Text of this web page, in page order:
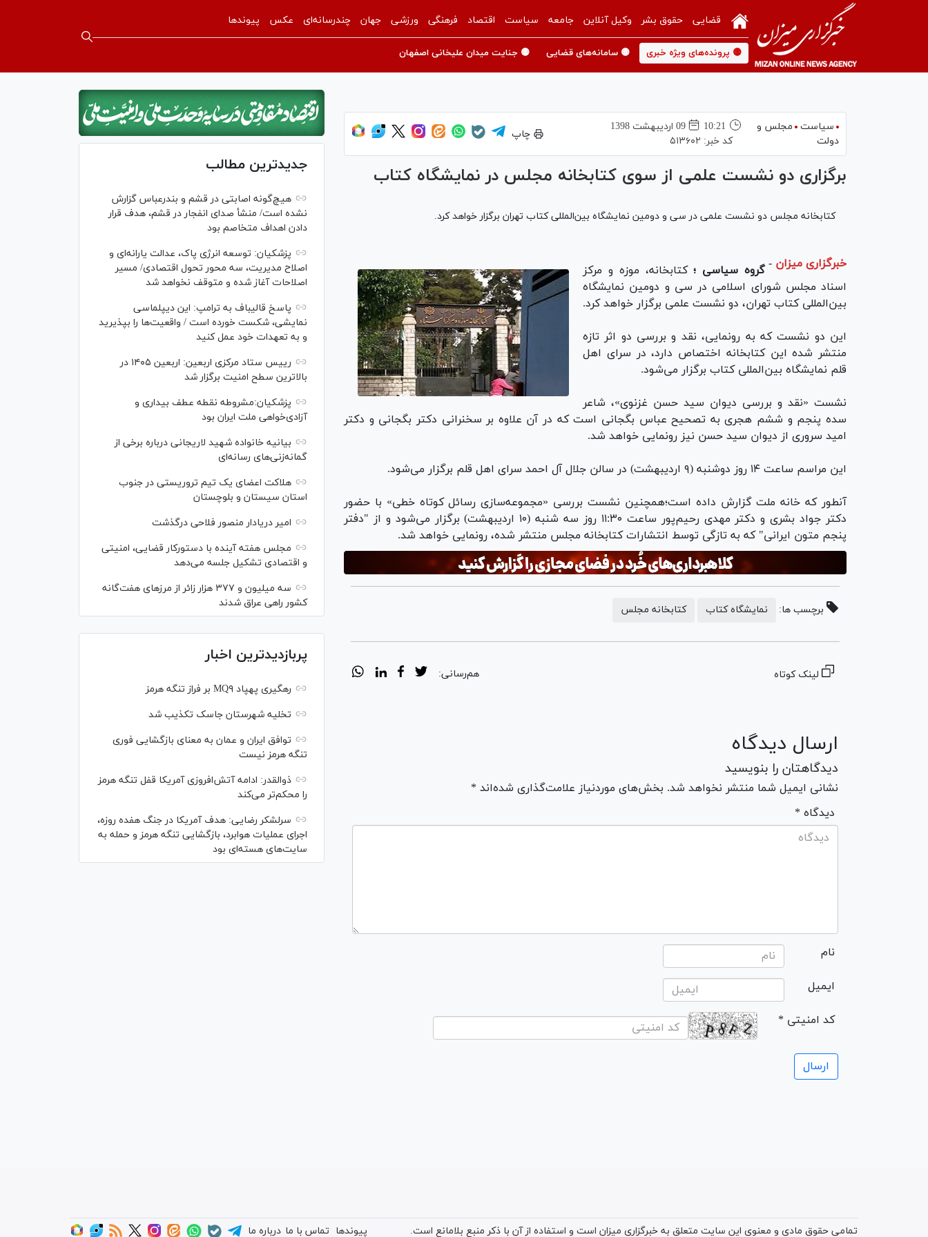
قضایی حقوق بشر وکیل آنلاین جامعه سیاست اقتصاد فرهنگی ورزشی جهان چندرسانه‌ای عکس پیوندها
🟡 پرونده‌های ویژه خبری 🟡 سامانه‌های قضایی 🟡 جنایت میدان علیخانی اصفهان
سیاست
مجلس و
دولت
10:21
09 ارديبهشت 1398
کد خبر: ۵۱۳۶۰۲
چاپ
برگزاری دو نشست علمی از سوی کتابخانه مجلس در نمایشگاه کتاب
کتابخانه مجلس دو نشست علمی در سی و دومین نمایشگاه بین‌المللی کتاب تهران برگزار خواهد کرد.
خبرگزاری میزان - گروه سیاسی ؛کتابخانه، موزه و مرکز
اسناد مجلس شورای اسلامی در سی و دومین نمایشگاه
بین‌المللی کتاب تهران، دو نشست علمی برگزار خواهد کرد.
این دو نشست که به رونمایی، نقد و بررسی دو اثر تازه
منتشر شده این کتابخانه اختصاص دارد، در سرای اهل
قلم نمایشگاه بین‌المللی کتاب برگزار می‌شود.
نشست «نقد و بررسی دیوان سید حسن غزنوی»، شاعر
سده پنجم و ششم هجری به تصحیح عباس بگجانی است که در آن علاوه بر سخنرانی دکتر بگجانی و دکتر
امید سروری از دیوان سید حسن نیز رونمایی خواهد شد.
این مراسم ساعت ۱۴ روز دوشنبه (۹ اردیبهشت) در سالن جلال آل احمد سرای اهل قلم برگزار می‌شود.
آنطور که خانه ملت گزارش داده است؛همچنین نشست بررسی «مجموعه‌سازی رسائل کوتاه خطی» با حضور
دکتر جواد بشری و دکتر مهدی رحیم‌پور ساعت ۱۱:۳۰ روز سه شنبه (۱۰ اردیبهشت) برگزار می‌شود و از "دفتر
پنجم متون ایرانی" که به تازگی توسط انتشارات کتابخانه مجلس منتشر شده، رونمایی خواهد شد.
برچسب ها: نمایشگاه کتاب کتابخانه مجلس
لینک کوتاه هم‌رسانی:
ارسال دیدگاه
دیدگاهتان را بنویسید
نشانی ایمیل شما منتشر نخواهد شد. بخش‌های موردنیاز علامت‌گذاری شده‌اند *
* دیدگاه
نام
ایمیل
* کد امنیتی
جدیدترین مطالب
هیچ‌گونه اصابتی در قشم و بندرعباس گزارش
نشده است/ منشأ صدای انفجار در قشم، هدف قرار
دادن اهداف متخاصم بود
پزشکیان: توسعه انرژی پاک، عدالت یارانه‌ای و
اصلاح مدیریت، سه محور تحول اقتصادی/ مسیر
اصلاحات آغاز شده و متوقف نخواهد شد
پاسخ قالیباف به ترامپ: این دیپلماسی
نمایشی، شکست خورده است / واقعیت‌ها را بپذیرید
و به تعهدات خود عمل کنید
رییس ستاد مرکزی اربعین: اربعین ۱۴۰۵ در
بالاترین سطح امنیت برگزار شد
پزشکیان:مشروطه نقطه عطف بیداری و
آزادی‌خواهی ملت ایران بود
بیانیه خانواده شهید لاریجانی درباره برخی از
گمانه‌زنی‌های رسانه‌ای
هلاکت اعضای یک تیم تروریستی در جنوب
استان سیستان و بلوچستان
امیر دریادار منصور فلاحی درگذشت
مجلس هفته آینده با دستورکار قضایی، امنیتی
و اقتصادی تشکیل جلسه می‌دهد
سه میلیون و ۳۷۷ هزار زائر از مرز‌های هفت‌گانه
کشور راهی عراق شدند
پربازدیدترین اخبار
رهگیری پهپاد MQ۹ بر فراز تنگه هرمز
تخلیه شهرستان جاسک تکذیب شد
توافق ایران و عمان به معنای بازگشایی فوری
تنگه هرمز نیست
ذوالقدر: ادامه آتش‌افروزی آمریکا قفل تنگه هرمز
را محکم‌تر می‌کند
سرلشکر رضایی: هدف آمریکا در جنگ هفده روزه،
اجرای عملیات هوابرد، بازگشایی تنگه هرمز و حمله به
سایت‌های هسته‌ای بود
تمامی حقوق مادی و معنوی این سایت متعلق به خبرگزاری میزان است و استفاده از آن با ذکر منبع بلامانع است. پیوندها تماس با ما درباره ما